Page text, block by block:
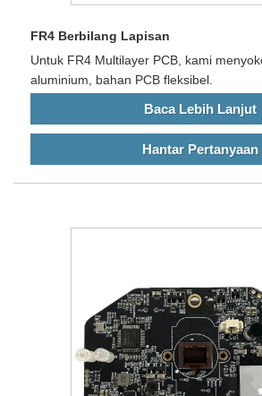
FR4 Berbilang Lapisan
Untuk FR4 Multilayer PCB, kami
aluminium, bahan PCB fleksibel.
Baca Lebih Lanjut
Hantar Pertanyaan